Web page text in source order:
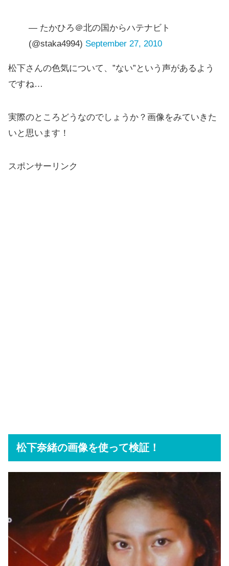
— たかひろ＠北の国からハテナビト
(@staka4994) September 27, 2010
松下さんの色気について、”ない”という声があるよう
ですね…
実際のところどうなのでしょうか？画像をみていきた
いと思います！
スポンサーリンク
松下奈緒の画像を使って検証！